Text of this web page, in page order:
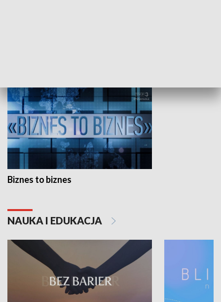
Biznes to biznes
NAUKA I EDUKACJA